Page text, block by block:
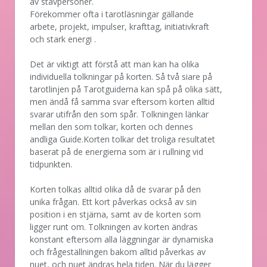
Förekommer ofta i tarotläsningar gällande
arbete, projekt, impulser, krafttag, initiativkraft
och stark energi .
Det är viktigt att förstå att man kan ha olika
individuella tolkningar på korten. Så två siare på
tarotlinjen på Tarotguiderna kan spå på olika sätt,
men ändå få samma svar eftersom korten alltid
svarar utifrån den som spår. Tolkningen länkar
mellan den som tolkar, korten och dennes
andliga Guide.Korten tolkar det troliga resultatet
baserat på de energierna som är i rullning vid
tidpunkten.
Korten tolkas alltid olika då de svarar på den
unika frågan. Ett kort påverkas också av sin
position i en stjärna, samt av de korten som
ligger runt om. Tolkningen av korten ändras
konstant eftersom alla läggningar är dynamiska
och frågeställningen bakom alltid påverkas av
nuet, och nuet ändras hela tiden. När du lägger